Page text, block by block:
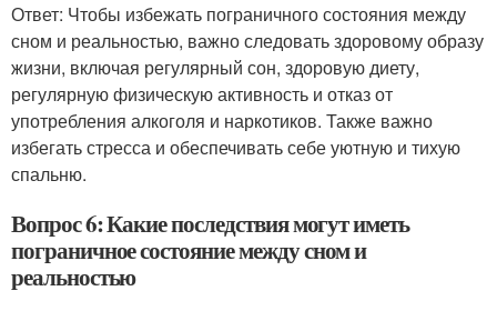
Ответ: Чтобы избежать пограничного состояния между
сном и реальностью, важно следовать здоровому образу
жизни, включая регулярный сон, здоровую диету,
регулярную физическую активность и отказ от
употребления алкоголя и наркотиков. Также важно
избегать стресса и обеспечивать себе уютную и тихую
спальню.
Вопрос 6: Какие последствия могут иметь
пограничное состояние между сном и
реальностью